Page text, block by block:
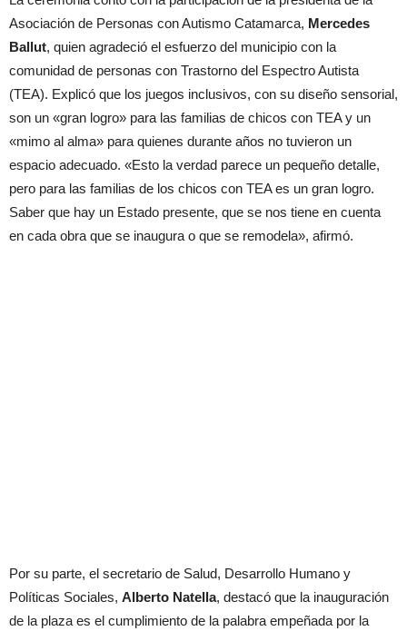
Asociación de Personas con Autismo Catamarca, Mercedes
Ballut, quien agradeció el esfuerzo del municipio con la
comunidad de personas con Trastorno del Espectro Autista
(TEA). Explicó que los juegos inclusivos, con su diseño sensorial,
son un «gran logro» para las familias de chicos con TEA y un
«mimo al alma» para quienes durante años no tuvieron un
espacio adecuado. «Esto la verdad parece un pequeño detalle,
pero para las familias de los chicos con TEA es un gran logro.
Saber que hay un Estado presente, que se nos tiene en cuenta
en cada obra que se inaugura o que se remodela», afirmó.
Por su parte, el secretario de Salud, Desarrollo Humano y
Políticas Sociales, Alberto Natella, destacó que la inauguración
de la plaza es el cumplimiento de la palabra empeñada por la